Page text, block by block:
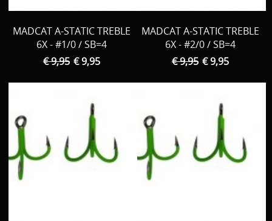
MADCAT A-STATIC TREBLE
6X - #1/0 / SB=4
€ 9,95 € 9,95
MADCAT A-STATIC TREBLE
6X - #2/0 / SB=4
€ 9,95 € 9,95